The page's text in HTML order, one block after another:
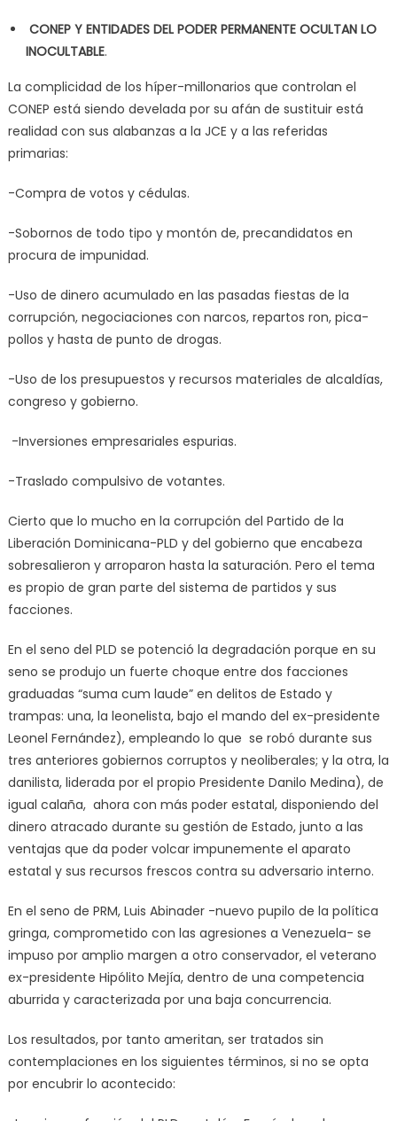
CONEP Y ENTIDADES DEL PODER PERMANENTE OCULTAN LO
INOCULTABLE.
La complicidad de los híper-millonarios que controlan el
CONEP está siendo develada por su afán de sustituir está
realidad con sus alabanzas a la JCE y a las referidas
primarias:
-Compra de votos y cédulas.
-Sobornos de todo tipo y montón de, precandidatos en
procura de impunidad.
-Uso de dinero acumulado en las pasadas fiestas de la
corrupción, negociaciones con narcos, repartos ron, pica-
pollos y hasta de punto de drogas.
-Uso de los presupuestos y recursos materiales de alcaldías,
congreso y gobierno.
-Inversiones empresariales espurias.
-Traslado compulsivo de votantes.
Cierto que lo mucho en la corrupción del Partido de la
Liberación Dominicana-PLD y del gobierno que encabeza
sobresalieron y arroparon hasta la saturación. Pero el tema
es propio de gran parte del sistema de partidos y sus
facciones.
En el seno del PLD se potenció la degradación porque en su
seno se produjo un fuerte choque entre dos facciones
graduadas “suma cum laude” en delitos de Estado y
trampas: una, la leonelista, bajo el mando del ex-presidente
Leonel Fernández), empleando lo que se robó durante sus
tres anteriores gobiernos corruptos y neoliberales; y la otra, la
danilista, liderada por el propio Presidente Danilo Medina), de
igual calaña, ahora con más poder estatal, disponiendo del
dinero atracado durante su gestión de Estado, junto a las
ventajas que da poder volcar impunemente el aparato
estatal y sus recursos frescos contra su adversario interno.
En el seno de PRM, Luis Abinader -nuevo pupilo de la política
gringa, comprometido con las agresiones a Venezuela- se
impuso por amplio margen a otro conservador, el veterano
ex-presidente Hipólito Mejía, dentro de una competencia
aburrida y caracterizada por una baja concurrencia.
Los resultados, por tanto ameritan, ser tratados sin
contemplaciones en los siguientes términos, si no se opta
por encubrir lo acontecido: